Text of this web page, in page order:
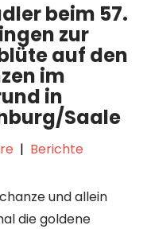
beim 57.
zur
auf den
im
in
Saale
| Berichte
und allein
die goldene